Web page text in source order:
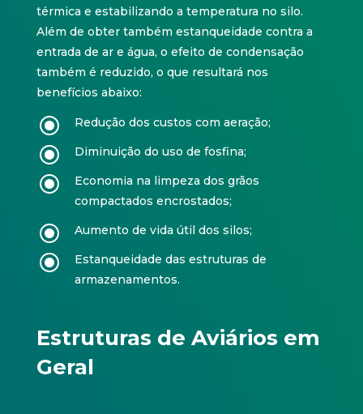
térmica e estabilizando a temperatura no silo.
Além de obter também estanqueidade contra a
entrada de ar e água, o efeito de condensação
também é reduzido, o que resultará nos
benefícios abaixo:
\ Redução dos custos com aeração;
\ Diminuição do uso de fosfina;
\
Economia na limpeza dos grãos
compactados encrostados;
\ Aumento de vida útil dos silos;
\
Estanqueidade das estruturas de
armazenamentos.
Estruturas de Aviários em
Geral